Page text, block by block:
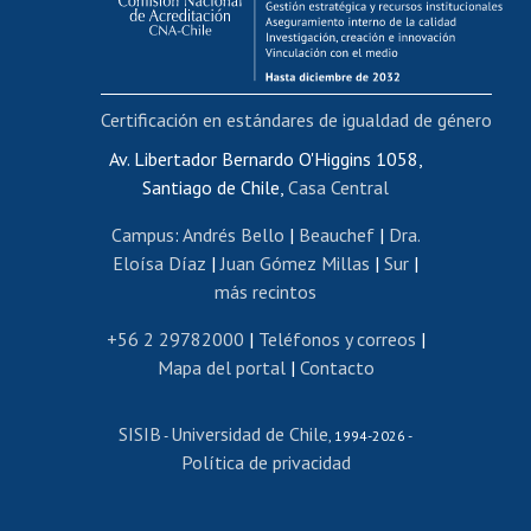
Funcionarias/os
Cursos internos de capacitación
Bienestar del personal
Portal de movilidad interna
Certificado de renta
Certificado de renta honorarios
Editar páginas blancas
Extranjeras/os
Revalidación y reconocimiento de títulos
Postulación al Programa de Movilidad Estudiantil
Cursos de español
Av. Libertador Bernardo O'Higgins 1058,
Santiago de Chile, Casa Central
Campus: Andrés Bello | Beauchef| Dra.
Eloísa Díaz | Juan Gómez Millas | Sur |
más recintos
+56 2 29782000 | Teléfonos y correos |
Mapa del portal| Contacto
SISIB - Universidad de Chile , 1994-2026 -
Política de privacidad
Certificación en estándares de igualdad de género